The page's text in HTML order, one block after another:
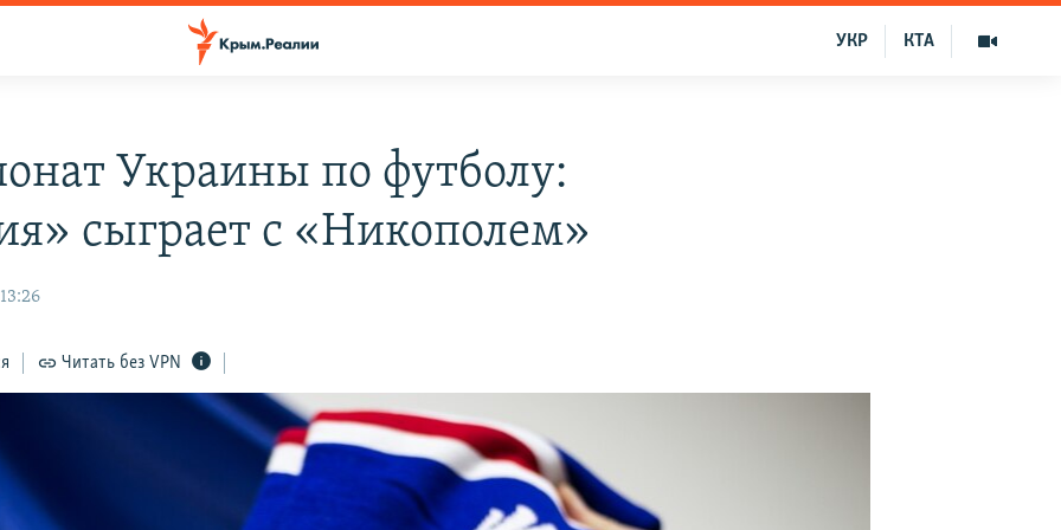
КТА
УКР
Украины по футболу:
сыграет с «Никополем»
Читать без VPN